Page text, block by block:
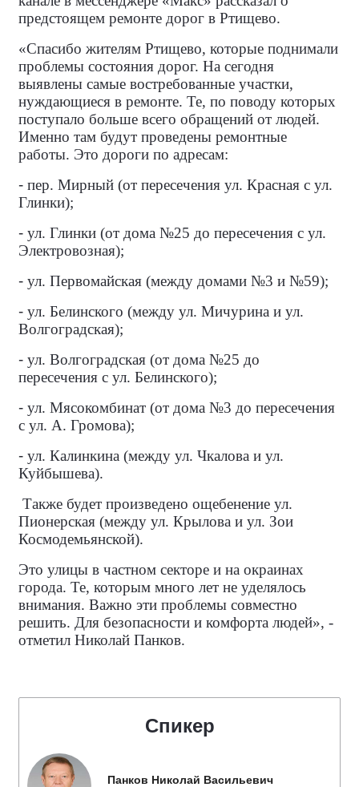
предстоящем ремонте дорог в Ртищево.
«Спасибо жителям Ртищево, которые поднимали
проблемы состояния дорог. На сегодня
выявлены самые востребованные участки,
нуждающиеся в ремонте. Те, по поводу которых
поступало больше всего обращений от людей.
Именно там будут проведены ремонтные
работы. Это дороги по адресам:
- пер. Мирный (от пересечения ул. Красная с ул.
Глинки);
- ул. Глинки (от дома №25 до пересечения с ул.
Электровозная);
- ул. Первомайская (между домами №3 и №59);
- ул. Белинского (между ул. Мичурина и ул.
Волгоградская);
- ул. Волгоградская (от дома №25 до
пересечения с ул. Белинского);
- ул. Мясокомбинат (от дома №3 до пересечения
с ул. А. Громова);
- ул. Калинкина (между ул. Чкалова и ул.
Куйбышева).
Также будет произведено ощебенение ул.
Пионерская (между ул. Крылова и ул. Зои
Космодемьянской).
Это улицы в частном секторе и на окраинах
города. Те, которым много лет не уделялось
внимания. Важно эти проблемы совместно
решить. Для безопасности и комфорта людей», -
отметил Николай Панков.
Спикер
Панков Николай Васильевич